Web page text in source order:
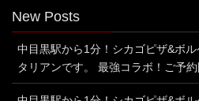
New Posts
中目黒駅から1分！シカゴピザ&ボ
タリアンです。 最強コラボ！ご予約